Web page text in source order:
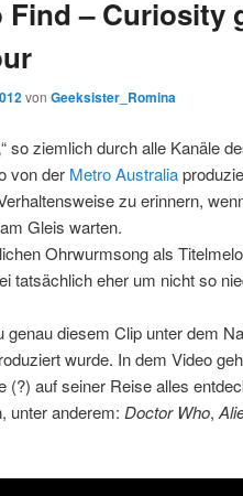
Find – Curiosity
von Geeksister_Romina
so ziemlich durch alle Kanäle
von der Metro Australia
zu erinnern,
Gleis warten.
Ohrwurmsong als
tatsächlich eher um nicht so
genau diesem Clip unter dem
wurde. In dem Video
(?) auf seiner Reise alles
unter anderem: Doctor Who,